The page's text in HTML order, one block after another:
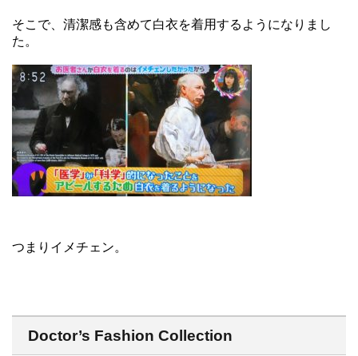
そこで、清潔感も含めて白衣を着用するようになりまし
た。
つまりイメチェン。
Doctor’s Fashion Collection